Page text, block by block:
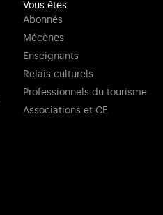
Vous êtes
Abonnés
Mécènes
Enseignants
Relais culturels
Professionnels du tourisme
Associations et CE